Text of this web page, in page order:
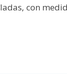
con